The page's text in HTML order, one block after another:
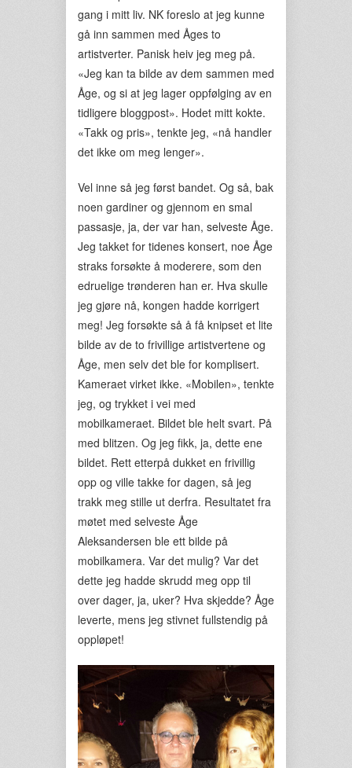
gang i mitt liv. NK foreslo at jeg kunne
gå inn sammen med Åges to
artistverter. Panisk heiv jeg meg på.
«Jeg kan ta bilde av dem sammen med
Åge, og si at jeg lager oppfølging av en
tidligere bloggpost». Hodet mitt kokte.
«Takk og pris», tenkte jeg, «nå handler
det ikke om meg lenger».
Vel inne så jeg først bandet. Og så, bak
noen gardiner og gjennom en smal
passasje, ja, der var han, selveste Åge.
Jeg takket for tidenes konsert, noe Åge
straks forsøkte å moderere, som den
edruelige trønderen han er. Hva skulle
jeg gjøre nå, kongen hadde korrigert
meg! Jeg forsøkte så å få knipset et lite
bilde av de to frivillige artistvertene og
Åge, men selv det ble for komplisert.
Kameraet virket ikke. «Mobilen», tenkte
jeg, og trykket i vei med
mobilkameraet. Bildet ble helt svart. På
med blitzen. Og jeg fikk, ja, dette ene
bildet. Rett etterpå dukket en frivillig
opp og ville takke for dagen, så jeg
trakk meg stille ut derfra. Resultatet fra
møtet med selveste Åge
Aleksandersen ble ett bilde på
mobilkamera. Var det mulig? Var det
dette jeg hadde skrudd meg opp til
over dager, ja, uker? Hva skjedde? Åge
leverte, mens jeg stivnet fullstendig på
oppløpet!